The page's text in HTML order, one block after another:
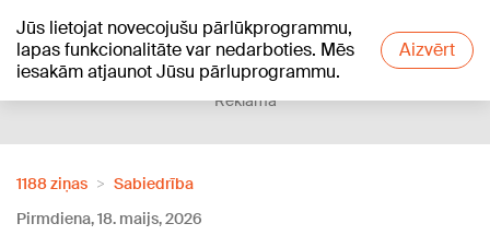
Jūs lietojat novecojušu pārlūkprogrammu,
lapas funkcionalitāte var nedarboties. Mēs
iesakām atjaunot Jūsu pārluprogrammu.
Aizvērt
+20°C
Reklāma
1188 ziņas
Sabiedrība
Pirmdiena, 18. maijs, 2026